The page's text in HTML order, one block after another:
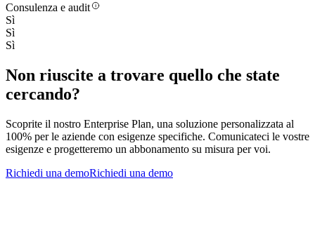
Consulenza e audit
Sì
Sì
Sì
Non riuscite a trovare quello che state
cercando?
Scoprite il nostro Enterprise Plan, una soluzione personalizzata al
100% per le aziende con esigenze specifiche. Comunicateci le vostre
esigenze e progetteremo un abbonamento su misura per voi.
Richiedi una demoRichiedi una demo